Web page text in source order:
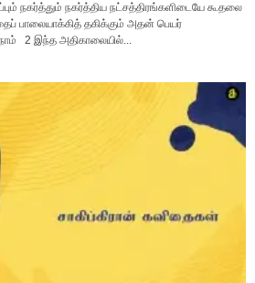
நகர்த்தும் நகர்த்திய நட்சத்திரங்களிடையே கூதலை
பாலையாக்கித் தகிக்கும் அதன் பெயர்
2 இந்த அதிகாலையில்...